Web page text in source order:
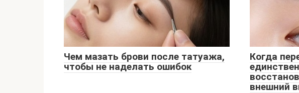
Чем мазать брови после татуажа,
чтобы не наделать ошибок
Когда
внешний